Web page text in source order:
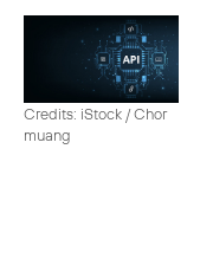
Credits: iStock / Chor
muang